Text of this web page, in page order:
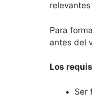
Para
antes del
Los
Ser